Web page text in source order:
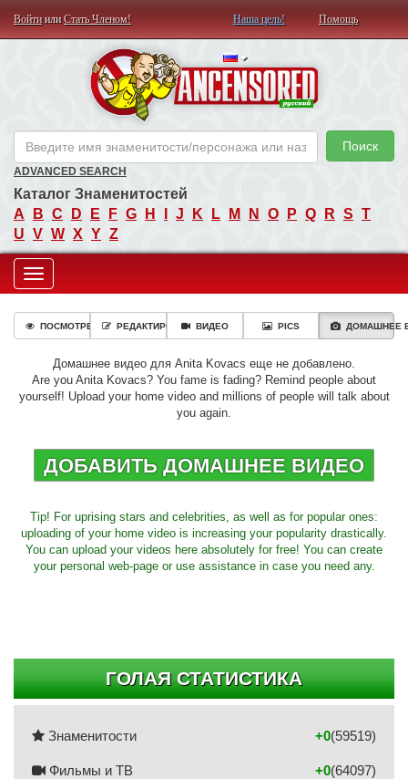
ВойтиилиСтать Членом! Наша цель! Помощь
Поиск
ADVANCED SEARCH
Каталог Знаменитостей
A
B C D E F G H J K L M N O P Q R S T
U V W X Y Z
Toggle
navigation
ПОСМОТРЕТЬ РЕДАКТИРОВАТЬВИДЕО PICS ДОМАШНЕЕ
Домашнее видео для Anita Kovacs еще не добавлено.
Are you Anita Kovacs? You fame is fading? Remind people about
yourself! Upload your home video and millions of people will talk about
you again.
ДОБАВИТЬ ДОМАШНЕЕ ВИДЕО
Tip! For uprising stars and celebrities, as well as for popular ones:
uploading of your home video is increasing your popularity drastically.
You can upload your videos here absolutely for free! You can create
your personal web-page or use assistance in case you need any.
ГОЛАЯ СТАТИСТИКА
Знаменитости (59519)
+0
Фильмы и ТВ (64097)
+0